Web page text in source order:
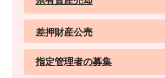
差押財産公売
指定管理者の募集